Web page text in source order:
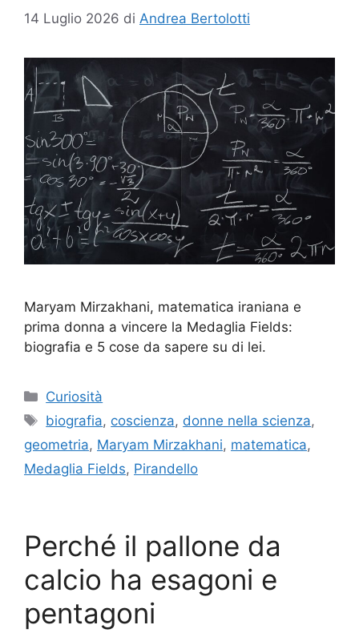
14 Luglio 2026 di Andrea Bertolotti
Maryam Mirzakhani, matematica iraniana e
prima donna a vincere la Medaglia Fields:
biografia e 5 cose da sapere su di lei.
Categorie
Curiosità
Tag
biografia, coscienza, donne nella scienza,
geometria, Maryam Mirzakhani, matematica,
Medaglia Fields, Pirandello
Perché il pallone da
calcio ha esagoni e
pentagoni